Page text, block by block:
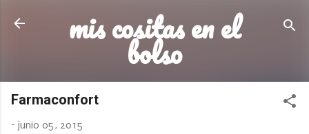
Ir al contenido principal
mis cositas en el
bolso
Farmaconfort
- junio 05, 2015